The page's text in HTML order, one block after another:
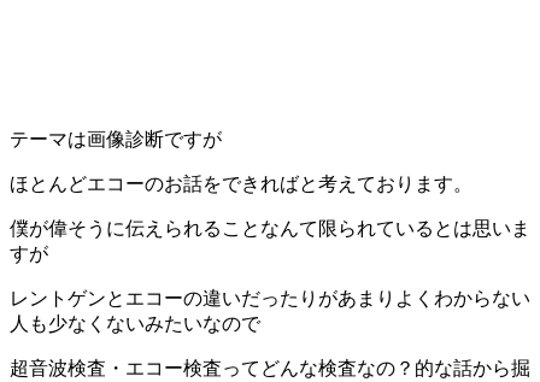
テーマは画像診断ですが
ほとんどエコーのお話をできればと考えております。
僕が偉そうに伝えられることなんて限られているとは思いま
すが
レントゲンとエコーの違いだったりがあまりよくわからない
人も少なくないみたいなので
超音波検査・エコー検査ってどんな検査なの？的な話から掘